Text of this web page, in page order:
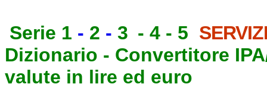
Serie 1 - 2 - 3 - 4 - 5
Dizionario - Convertitore
valute in lire ed euro